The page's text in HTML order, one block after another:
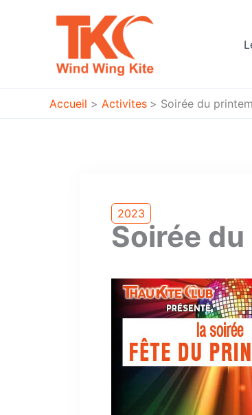
Accueil Activites Soirée du
2023
Soirée